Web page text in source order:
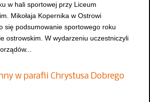
w hali sportowej przy Liceum
Mikołaja Kopernika w Ostrowi
się podsumowanie sportowego roku
ostrowskim. W wydarzeniu uczestniczyli
w parafii Chrystusa Dobrego